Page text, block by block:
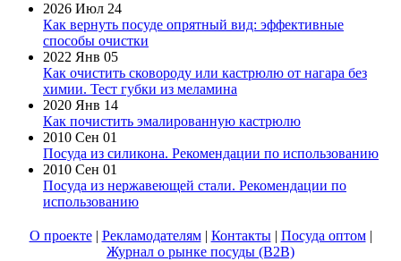
2026 Июл 24
Как вернуть посуде опрятный вид: эффективные
способы очистки
2022 Янв 05
Как очистить сковороду или кастрюлю от нагара без
химии. Тест губки из меламина
2020 Янв 14
Как почистить эмалированную кастрюлю
2010 Сен 01
Посуда из силикона. Рекомендации по использованию
2010 Сен 01
Посуда из нержавеющей стали. Рекомендации по
использованию
О проекте| Рекламодателям| Контакты| Посуда оптом|
Журнал о рынке посуды (B2B)